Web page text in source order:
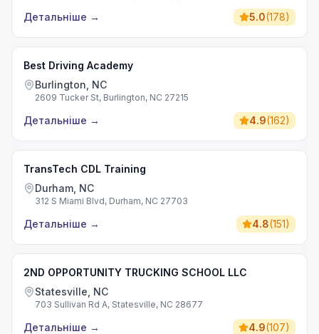
Детальніше → 5.0(178)
Best Driving Academy
Burlington, NC
2609 Tucker St, Burlington, NC 27215
Детальніше → 4.9(162)
TransTech CDL Training
Durham, NC
312 S Miami Blvd, Durham, NC 27703
Детальніше → 4.8(151)
2ND OPPORTUNITY TRUCKING SCHOOL LLC
Statesville, NC
703 Sullivan Rd A, Statesville, NC 28677
Детальніше → 4.9(107)